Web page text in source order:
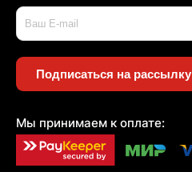
Подписаться на рассылку
Мы принимаем к оплате: